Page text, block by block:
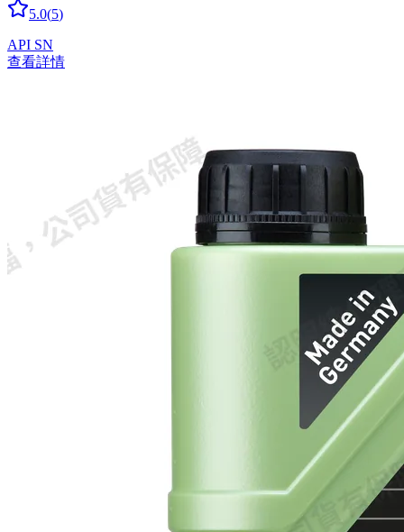
5.0(5)
API SN
查看詳情